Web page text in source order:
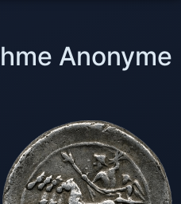
Anonyme